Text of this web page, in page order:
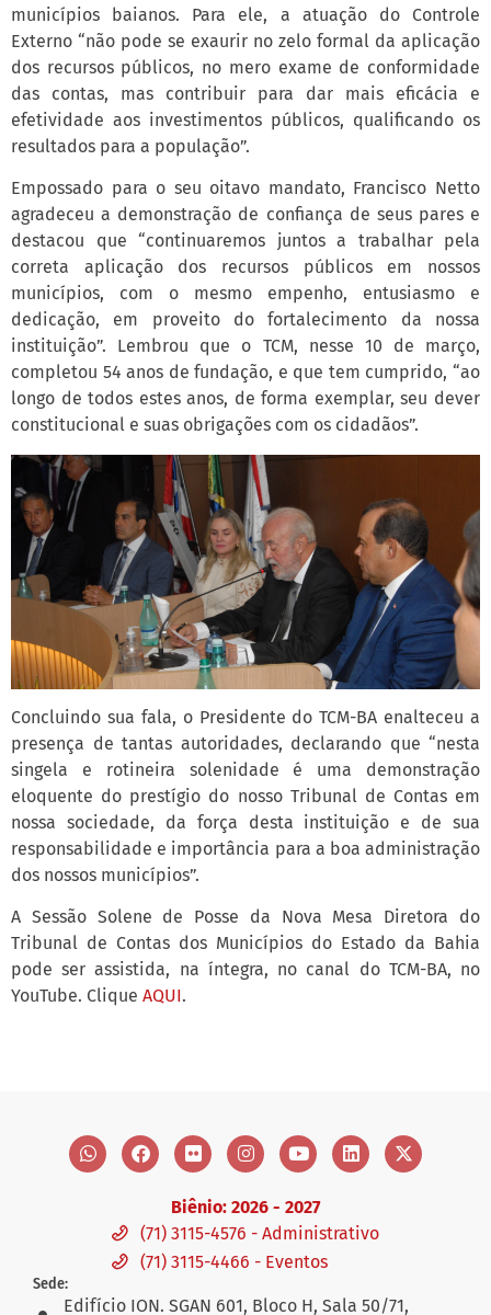
municípios baianos. Para ele, a atuação do Controle
Externo “não pode se exaurir no zelo formal da aplicação
dos recursos públicos, no mero exame de conformidade
das contas, mas contribuir para dar mais eficácia e
efetividade aos investimentos públicos, qualificando os
resultados para a população”.
Empossado para o seu oitavo mandato, Francisco Netto
agradeceu a demonstração de confiança de seus pares e
destacou que “continuaremos juntos a trabalhar pela
correta aplicação dos recursos públicos em nossos
municípios, com o mesmo empenho, entusiasmo e
dedicação, em proveito do fortalecimento da nossa
instituição”. Lembrou que o TCM, nesse 10 de março,
completou 54 anos de fundação, e que tem cumprido, “ao
longo de todos estes anos, de forma exemplar, seu dever
constitucional e suas obrigações com os cidadãos”.
Concluindo sua fala, o Presidente do TCM-BA enalteceu a
presença de tantas autoridades, declarando que “nesta
singela e rotineira solenidade é uma demonstração
eloquente do prestígio do nosso Tribunal de Contas em
nossa sociedade, da força desta instituição e de sua
responsabilidade e importância para a boa administração
dos nossos municípios”.
A Sessão Solene de Posse da Nova Mesa Diretora do
Tribunal de Contas dos Municípios do Estado da Bahia
pode ser assistida, na íntegra, no canal do TCM-BA, no
YouTube. Clique AQUI.
Biênio: 2026 - 2027
(71) 3115-4576 - Administrativo
(71) 3115-4466 - Eventos
Sede:
Edifício ION. SGAN 601, Bloco H, Sala 50/71,